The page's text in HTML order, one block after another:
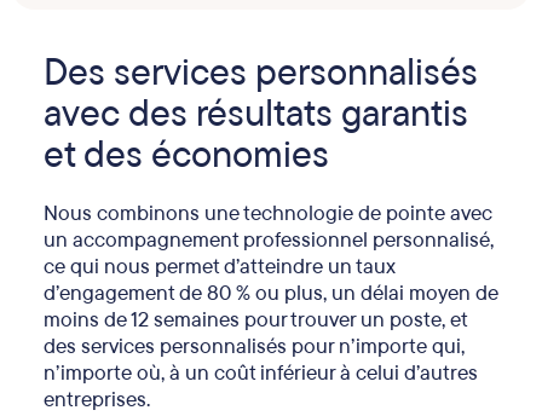
Des services personnalisés
avec des résultats garantis
et des économies
Nous combinons une technologie de pointe avec
un accompagnement professionnel personnalisé,
ce qui nous permet d’atteindre un taux
d’engagement de 80 % ou plus, un délai moyen de
moins de 12 semaines pour trouver un poste, et
des services personnalisés pour n’importe qui,
n’importe où, à un coût inférieur à celui d’autres
entreprises.